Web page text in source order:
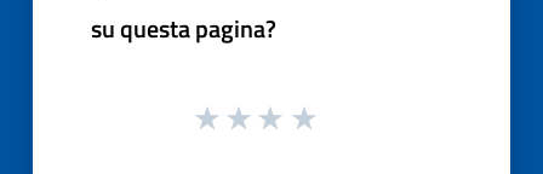
su questa pagina?